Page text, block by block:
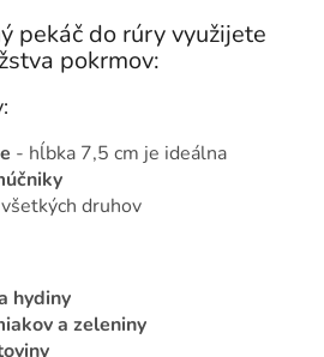
pekáč do rúry využijete
pokrmov:
- hĺbka 7,5 cm je ideálna
všetkých druhov
hydiny
a zeleniny